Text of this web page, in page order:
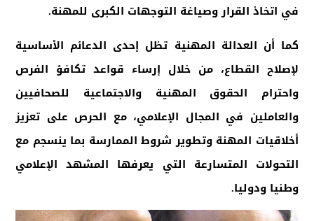
في اتخاذ القرار وصياغة التوجهات الكبرى للمهنة.
كما أن العدالة المهنية تظل إحدى الدعائم الأساسية
لإصلاح القطاع، من خلال إرساء قواعد تكافؤ الفرص
واحترام الحقوق المهنية والاجتماعية للصحافيين
والعاملين في المجال الإعلامي، مع الحرص على تعزيز
أخلاقيات المهنة وتطوير شروط الممارسة بما ينسجم مع
التحولات المتسارعة التي يعرفها المشهد الإعلامي
وطنيا ودوليا.